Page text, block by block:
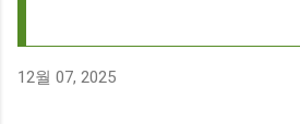
12월 07, 2025